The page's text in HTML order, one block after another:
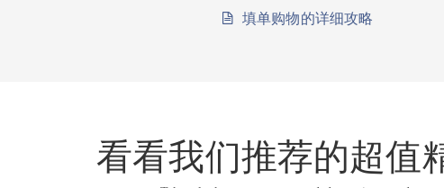
填单购物的详细攻略
看看我们推荐的超值